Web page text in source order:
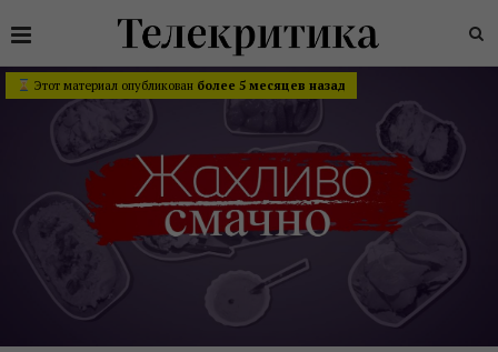
Этот материал опубликован более 5 месяцев назад